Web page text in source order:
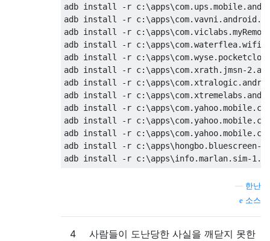
adb install -r
adb install -r
adb install -r
adb install -r
adb install -r
adb install -r c:\apps\com.xrath.jmsn-
adb install -r
adb install -r
adb install -r
adb install -r
adb install -r
adb install -r c:\apps\hongbo.bluescreen-
한난
소스
4
사람들이 도난당한 사실을 깨닫지 못한